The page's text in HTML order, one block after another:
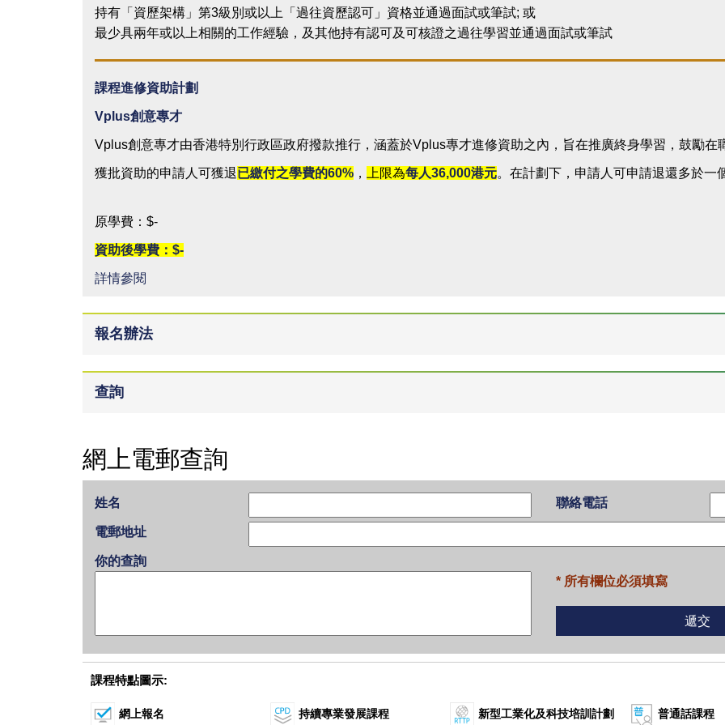
持有「資歷架構」第3級別或以上「過往資歷認可」資格並通過面試或筆試; 或
最少具兩年或以上相關的工作經驗，及其他持有認可及可核證之過往學習並通過面試或筆試
課程進修資助計劃
Vplus創意專才
Vplus創意專才由香港特別行政區政府撥款推行，涵蓋於Vplus專才進修資助之內，旨在推廣終身學習，鼓勵
獲批資助的申請人可獲退已繳付之學費的60% ， 上限為每人36,000港元。在計劃下，申請人可申請退還多於一
原學費：$-
資助後學費：$-
詳情參閱
報名辦法
查詢
網上電郵查詢
姓名 聯絡電話
電郵地址
你的查詢
* 所有欄位必須填寫
課程特點圖示:
網上報名 持續專業發展課程 新型工業化及科技培訓計劃 普通話課程